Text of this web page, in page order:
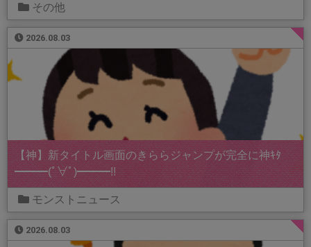
その他
2026.08.03
【神】新タイトル画面のきららジャンプが完全に神ｷﾀ
━━━(ﾟ∀ﾟ)━━━!!
モンストニュース
2026.08.03